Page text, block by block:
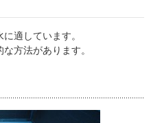
適しています。
方法があります。